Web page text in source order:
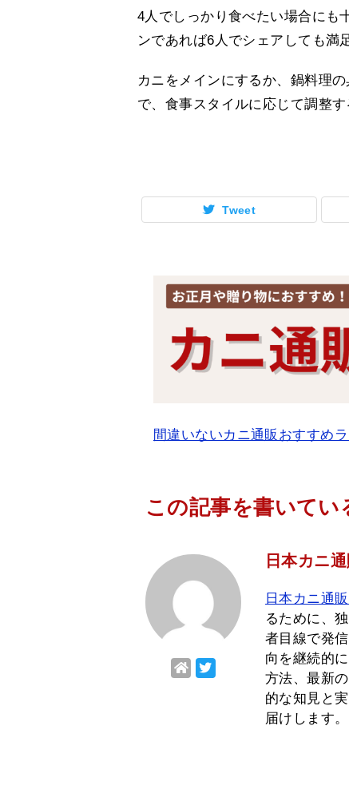
4人でしっかり食べたい場合にも
ンであれば6人でシェアしても満
カニをメインにするか、鍋料理
で、食事スタイルに応じて調整す
Tweet
間違いないカニ通販おすすめ
この記事を書いてい
日本カニ
日本カニ通
るために、
者目線で発
向を継続的
方法、最新
的な知見と
届けします。